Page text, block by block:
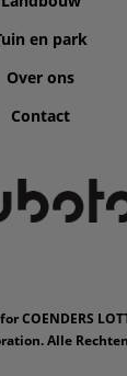
en park
Over ons
Contact
COENDERS
Alle